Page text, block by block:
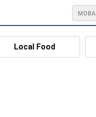
МОВА
Local Food